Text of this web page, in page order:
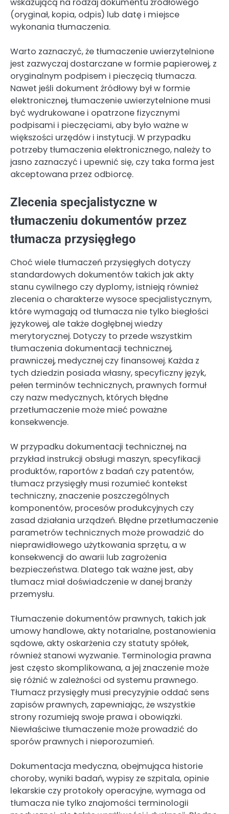
(oryginał, kopia, odpis) lub datę i miejsce
wykonania tłumaczenia.
Warto zaznaczyć, że tłumaczenie uwierzytelnione
jest zazwyczaj dostarczane w formie papierowej, z
oryginalnym podpisem i pieczęcią tłumacza.
Nawet jeśli dokument źródłowy był w formie
elektronicznej, tłumaczenie uwierzytelnione musi
być wydrukowane i opatrzone fizycznymi
podpisami i pieczęciami, aby było ważne w
większości urzędów i instytucji. W przypadku
potrzeby tłumaczenia elektronicznego, należy to
jasno zaznaczyć i upewnić się, czy taka forma jest
akceptowana przez odbiorcę.
Zlecenia specjalistyczne w
tłumaczeniu dokumentów przez
tłumacza przysięgłego
Choć wiele tłumaczeń przysięgłych dotyczy
standardowych dokumentów takich jak akty
stanu cywilnego czy dyplomy, istnieją również
zlecenia o charakterze wysoce specjalistycznym,
które wymagają od tłumacza nie tylko biegłości
językowej, ale także dogłębnej wiedzy
merytorycznej. Dotyczy to przede wszystkim
tłumaczenia dokumentacji technicznej,
prawniczej, medycznej czy finansowej. Każda z
tych dziedzin posiada własny, specyficzny język,
pełen terminów technicznych, prawnych formuł
czy nazw medycznych, których błędne
przetłumaczenie może mieć poważne
konsekwencje.
W przypadku dokumentacji technicznej, na
przykład instrukcji obsługi maszyn, specyfikacji
produktów, raportów z badań czy patentów,
tłumacz przysięgły musi rozumieć kontekst
techniczny, znaczenie poszczególnych
komponentów, procesów produkcyjnych czy
zasad działania urządzeń. Błędne przetłumaczenie
parametrów technicznych może prowadzić do
nieprawidłowego użytkowania sprzętu, a w
konsekwencji do awarii lub zagrożenia
bezpieczeństwa. Dlatego tak ważne jest, aby
tłumacz miał doświadczenie w danej branży
przemysłu.
Tłumaczenie dokumentów prawnych, takich jak
umowy handlowe, akty notarialne, postanowienia
sądowe, akty oskarżenia czy statuty spółek,
również stanowi wyzwanie. Terminologia prawna
jest często skomplikowana, a jej znaczenie może
się różnić w zależności od systemu prawnego.
Tłumacz przysięgły musi precyzyjnie oddać sens
zapisów prawnych, zapewniając, że wszystkie
strony rozumieją swoje prawa i obowiązki.
Niewłaściwe tłumaczenie może prowadzić do
sporów prawnych i nieporozumień.
Dokumentacja medyczna, obejmująca historie
choroby, wyniki badań, wypisy ze szpitala, opinie
lekarskie czy protokoły operacyjne, wymaga od
tłumacza nie tylko znajomości terminologii